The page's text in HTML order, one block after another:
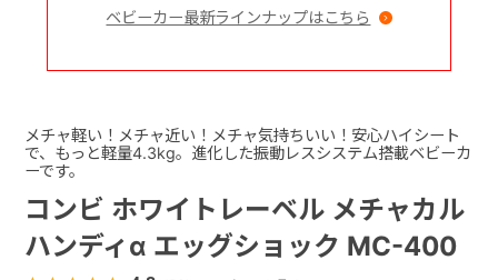
コンビ ホワイトレーベル メチャカル
ハンディα エッグショック MC-400
メチャ軽い！メチャ近い！メチャ気持ちいい！安心ハイシート
で、もっと軽量4.3kg。進化した振動レスシステム搭載ベビーカ
ーです。
ベビーカー最新ラインナップはこちら